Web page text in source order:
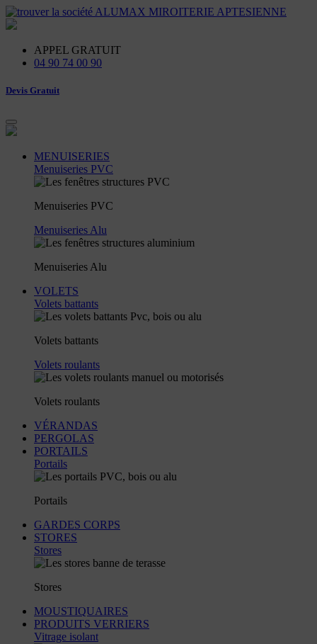
APPEL GRATUIT
04 90 74 00 90
Devis Gratuit
MENUISERIES
Menuiseries PVC
Menuiseries PVC
Menuiseries Alu
Menuiseries Alu
VOLETS
Volets battants
Volets battants
Volets roulants
Volets roulants
VÉRANDAS
PERGOLAS
PORTAILS
Portails
Portails
GARDES CORPS
STORES
Stores
Stores
MOUSTIQUAIRES
PRODUITS VERRIERS
Vitrage isolant